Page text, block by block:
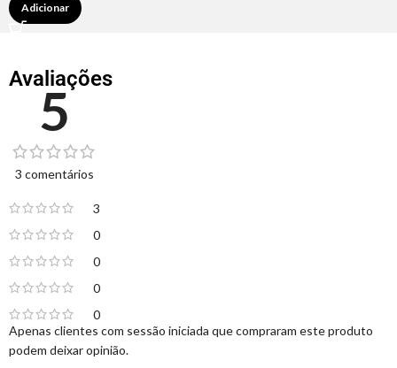
Adicionar
Avaliações
5
3 comentários
3
0
0
0
0
Apenas clientes com sessão iniciada que compraram este produto
podem deixar opinião.